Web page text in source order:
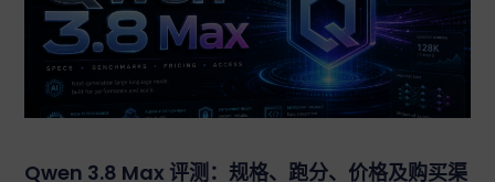
Qwen 3.8 Max 评测：规格、跑分、价格及购买渠